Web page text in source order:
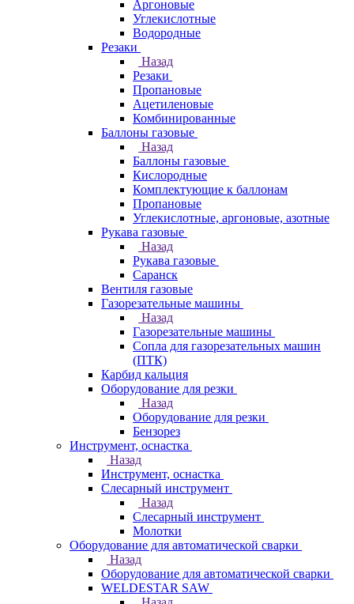
Аргоновые
Углекислотные
Водородные
Резаки
Назад
Резаки
Пропановые
Ацетиленовые
Комбинированные
Баллоны газовые
Назад
Баллоны газовые
Кислородные
Комплектующие к баллонам
Пропановые
Углекислотные, аргоновые, азотные
Рукава газовые
Назад
Рукава газовые
Саранск
Вентиля газовые
Газорезательные машины
Назад
Газорезательные машины
Сопла для газорезательных машин
(ПТК)
Карбид кальция
Оборудование для резки
Назад
Оборудование для резки
Бензорез
Инструмент, оснастка
Назад
Инструмент, оснастка
Слесарный инструмент
Назад
Слесарный инструмент
Молотки
Оборудование для автоматической сварки
Назад
Оборудование для автоматической сварки
WELDESTAR SAW